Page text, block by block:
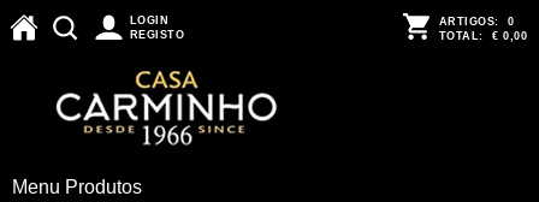
LOGIN
REGISTO
ARTIGOS: 0
TOTAL: € 0,00
Menu Produtos